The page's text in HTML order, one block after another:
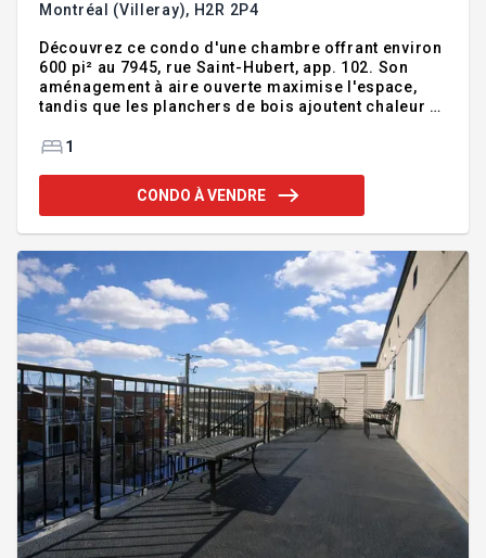
Montréal (Villeray), H2R 2P4
Découvrez ce condo d'une chambre offrant environ
600 pi² au 7945, rue Saint-Hubert, app. 102. Son
aménagement à aire ouverte maximise l'espace,
tandis que les planchers de bois ajoutent chaleur et
l'arrière et du rangement. Établie dans Villeray, elle
parcs, commerces, cafés et restaurants. Une
propriété bien située et facile à entretenir, parfaite
:Bienvenue au 7945, rue Saint-Hubert, appartement
102, une pr
1
CONDO À VENDRE